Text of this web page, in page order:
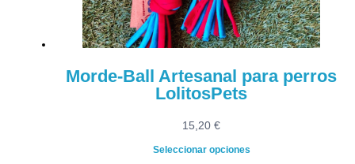
Morde-Ball Artesanal para perros
LolitosPets
15,20 €
Seleccionar opciones